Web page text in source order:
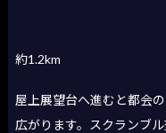
約1.2km
屋上展望台へ進むと都会
広がります。スクランブ